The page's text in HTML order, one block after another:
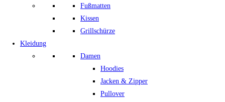
Fußmatten
Kissen
Grillschürze
Kleidung
Damen
Hoodies
Jacken & Zipper
Pullover